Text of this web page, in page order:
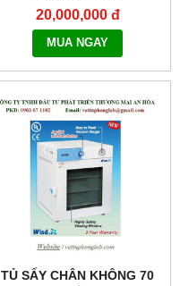
MODEL:THERMOSTABLE
SOV-30
20,000,000 đ
MUA NGAY
TỦ SẤY CHÂN KHÔNG 70